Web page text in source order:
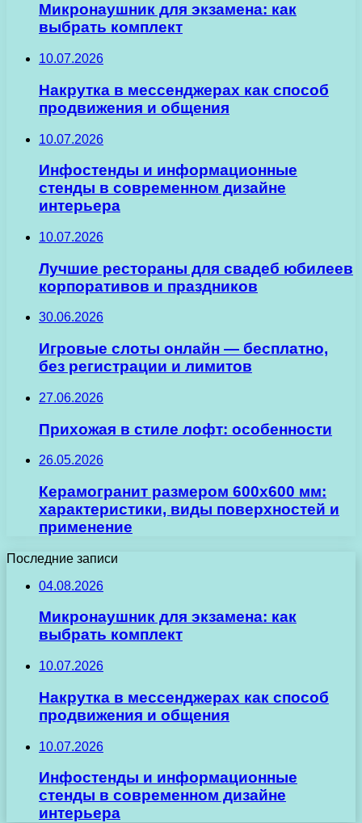
Микронаушник для экзамена: как
выбрать комплект
10.07.2026
Накрутка в мессенджерах как способ
продвижения и общения
10.07.2026
Инфостенды и информационные
стенды в современном дизайне
интерьера
10.07.2026
Лучшие рестораны для свадеб юбилеев
корпоративов и праздников
30.06.2026
Игровые слоты онлайн — бесплатно,
без регистрации и лимитов
27.06.2026
Прихожая в стиле лофт: особенности
26.05.2026
Керамогранит размером 600х600 мм:
характеристики, виды поверхностей и
применение
Последние записи
04.08.2026
Микронаушник для экзамена: как
выбрать комплект
10.07.2026
Накрутка в мессенджерах как способ
продвижения и общения
10.07.2026
Инфостенды и информационные
стенды в современном дизайне
интерьера